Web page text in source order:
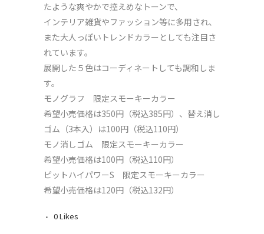
たような爽やかで控えめなトーンで、
インテリア雑貨やファッション等に多用され、
また大人っぽいトレンドカラーとしても注目さ
れています。
展開した５色はコーディネートしても調和しま
す。
モノグラフ 限定スモーキーカラー
希望小売価格は350円（税込385円）、替え消し
ゴム（3本入）は100円（税込110円）
モノ消しゴム 限定スモーキーカラー
希望小売価格は100円（税込110円）
ピットハイパワーS 限定スモーキーカラー
希望小売価格は120円（税込132円）
0Likes